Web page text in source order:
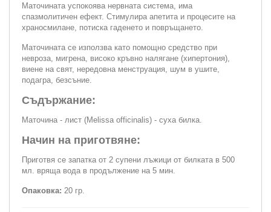
Маточината успокоява нервната система, има
спазмолитичен ефект. Стимулира апетита и процесите на
храносмилане, потиска гаденето и повръщането.
Маточината се използва като помощно средство при
невроза, мигрена, високо кръвно налягане (хипертония),
виене на свят, нередовна менструация, шум в ушите,
подагра, безсъние.
Съдържание:
Маточина - лист (Melissa officinalis) - суха билка.
Начин на приготвяне:
Приготвя се запатка от 2 супени лъжици от билката в 500
мл. вряща вода в продължение на 5 мин.
Опаковка: 20 гр.